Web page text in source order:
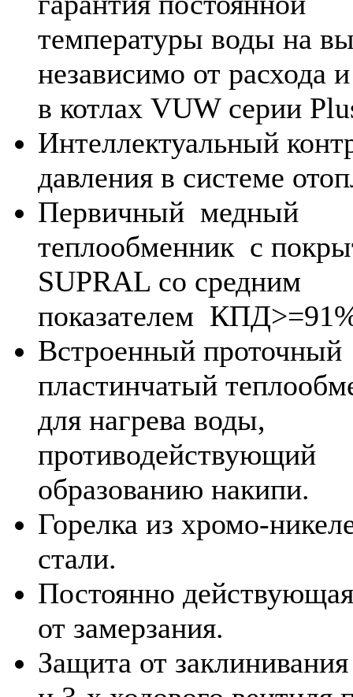
температуры воды на
независимо от расхода
в котлах VUW серии
Интеллектуальный
давления в системе
Первичный медный
теплообменник с
SUPRAL со средним
показателем
Встроенный проточный
пластинчатый
для нагрева воды,
противодействующий
образованию накипи.
Горелка из хромо-
стали.
Постоянно
от замерзания.
Защита от